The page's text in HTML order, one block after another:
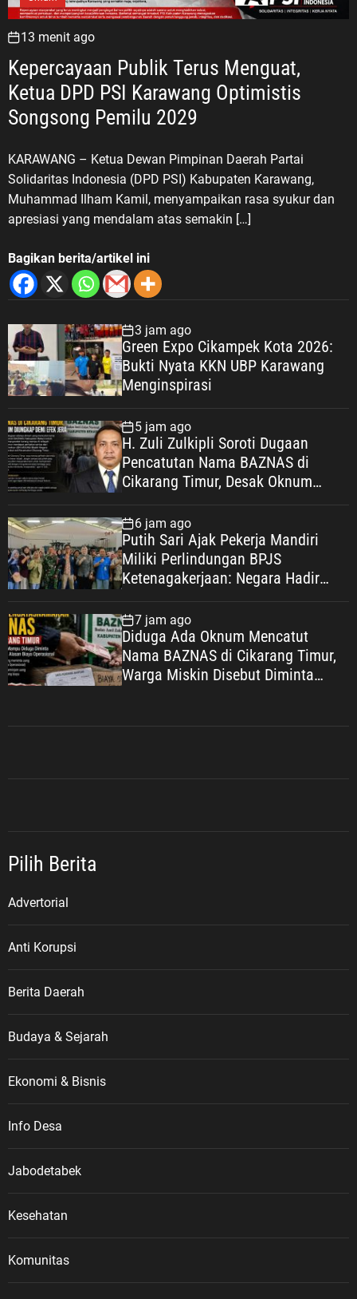
13 menit ago
Kepercayaan Publik Terus Menguat,
Ketua DPD PSI Karawang Optimistis
Songsong Pemilu 2029
KARAWANG – Ketua Dewan Pimpinan Daerah Partai
Solidaritas Indonesia (DPD PSI) Kabupaten Karawang,
Muhammad Ilham Kamil, menyampaikan rasa syukur dan
apresiasi yang mendalam atas semakin […]
Bagikan berita/artikel ini
3 jam ago
Green Expo Cikampek Kota 2026:
Bukti Nyata KKN UBP Karawang
Menginspirasi
5 jam ago
H. Zuli Zulkipli Soroti Dugaan
Pencatutan Nama BAZNAS di
Cikarang Timur, Desak Oknum
6 jam ago
Putih Sari Ajak Pekerja Mandiri
Miliki Perlindungan BPJS
Ketenagakerjaan: Negara Hadir
Kesejahteraan
7 jam ago
Diduga Ada Oknum Mencatut
Nama BAZNAS di Cikarang Timur,
Warga Miskin Disebut Diminta
Pilih Berita
Advertorial
Anti Korupsi
Berita Daerah
Budaya & Sejarah
Ekonomi & Bisnis
Info Desa
Jabodetabek
Kesehatan
Komunitas